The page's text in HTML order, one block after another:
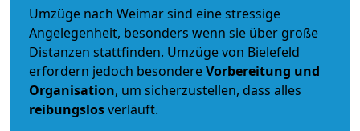
Umzüge nach Weimar sind eine stressige
Angelegenheit, besonders wenn sie über große
Distanzen stattfinden. Umzüge von Bielefeld
erfordern jedoch besondereVorbereitung und
Organisation, um sicherzustellen, dass alles
reibungslosverläuft.